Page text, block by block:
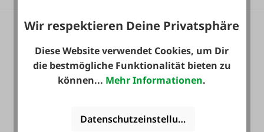
36 Monate
Wir respektieren Deine Privatsphäre
Diese Website verwendet Cookies, um Dir
die bestmögliche Funktionalität bieten zu
können... Mehr Informationen.
Datenschutzeinstellungen